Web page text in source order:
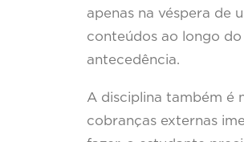
apenas na véspera de
conteúdos ao longo
antecedência.
A disciplina também é
cobranças externas